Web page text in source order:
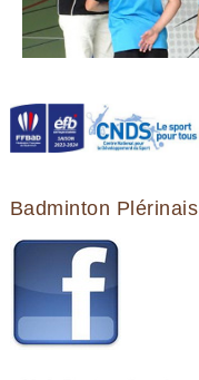
Badminton Plérinais